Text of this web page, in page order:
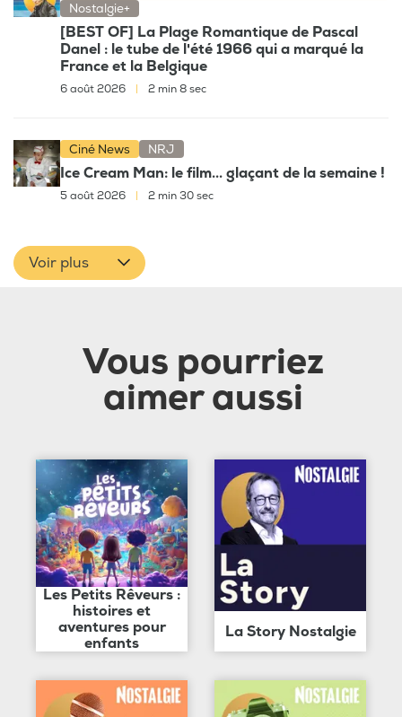
Nostalgie+
[BEST OF] La Plage Romantique de Pascal
Danel : le tube de l'été 1966 qui a marqué la
France et la Belgique
6 août 2026 2 min 8 sec
Ciné News NRJ
Ice Cream Man: le film... glaçant de la semaine !
5 août 2026 2 min 30 sec
Voir plus
Vous pourriez
aimer aussi
Les Petits Rêveurs :
histoires et
aventures pour
enfants
La Story Nostalgie